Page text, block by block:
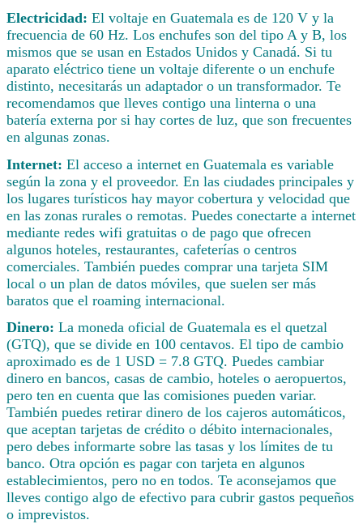
Electricidad: El voltaje en Guatemala es de 120 V y la
frecuencia de 60 Hz. Los enchufes son del tipo A y B, los
mismos que se usan en Estados Unidos y Canadá. Si tu
aparato eléctrico tiene un voltaje diferente o un enchufe
distinto, necesitarás un adaptador o un transformador. Te
recomendamos que lleves contigo una linterna o una
batería externa por si hay cortes de luz, que son frecuentes
en algunas zonas.
Internet: El acceso a internet en Guatemala es variable
según la zona y el proveedor. En las ciudades principales y
los lugares turísticos hay mayor cobertura y velocidad que
en las zonas rurales o remotas. Puedes conectarte a internet
mediante redes wifi gratuitas o de pago que ofrecen
algunos hoteles, restaurantes, cafeterías o centros
comerciales. También puedes comprar una tarjeta SIM
local o un plan de datos móviles, que suelen ser más
baratos que el roaming internacional.
Dinero: La moneda oficial de Guatemala es el quetzal
(GTQ), que se divide en 100 centavos. El tipo de cambio
aproximado es de 1 USD = 7.8 GTQ. Puedes cambiar
dinero en bancos, casas de cambio, hoteles o aeropuertos,
pero ten en cuenta que las comisiones pueden variar.
También puedes retirar dinero de los cajeros automáticos,
que aceptan tarjetas de crédito o débito internacionales,
pero debes informarte sobre las tasas y los límites de tu
banco. Otra opción es pagar con tarjeta en algunos
establecimientos, pero no en todos. Te aconsejamos que
lleves contigo algo de efectivo para cubrir gastos pequeños
o imprevistos.